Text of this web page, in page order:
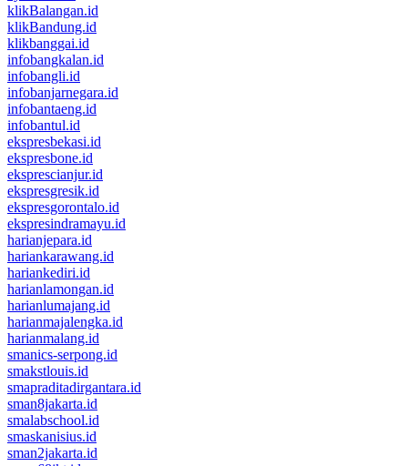
klikBalangan.id
klikBandung.id
klikbanggai.id
infobangkalan.id
infobangli.id
infobanjarnegara.id
infobantaeng.id
infobantul.id
ekspresbekasi.id
ekspresbone.id
eksprescianjur.id
ekspresgresik.id
ekspresgorontalo.id
ekspresindramayu.id
harianjepara.id
hariankarawang.id
hariankediri.id
harianlamongan.id
harianlumajang.id
harianmajalengka.id
harianmalang.id
smanics-serpong.id
smakstlouis.id
smapraditadirgantara.id
sman8jakarta.id
smalabschool.id
smaskanisius.id
sman2jakarta.id